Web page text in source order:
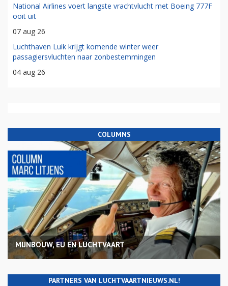
National Airlines voert langste vrachtvlucht met Boeing 777F
ooit uit
07 aug 26
Luchthaven Luik krijgt komende winter weer
passagiersvluchten naar zonbestemmingen
04 aug 26
COLUMNS
MIJNBOUW, EU EN LUCHTVAART
PARTNERS VAN LUCHTVAARTNIEUWS.NL!